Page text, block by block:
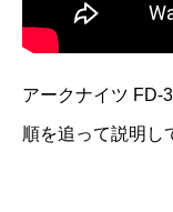
アークナイツ FD-
順を追って説明し